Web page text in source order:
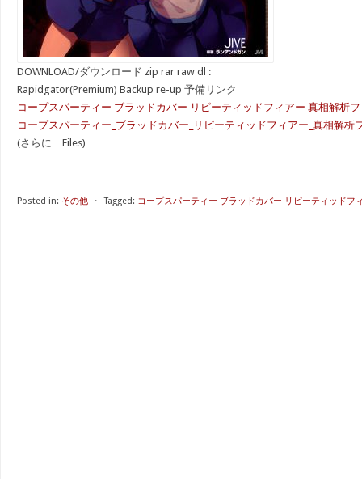
DOWNLOAD/ダウンロード zip rar raw dl :
Rapidgator(Premium) Backup re-up 予備リンク
コープスパーティー ブラッドカバー リピーティッドフィアー 真相解析
コープスパーティー_ブラッドカバー_リピーティッドフィアー_真相解析
(さらに…Files)
Posted in: その他 ⋅ Tagged: コープスパーティー ブラッドカバー リピーティッドフ